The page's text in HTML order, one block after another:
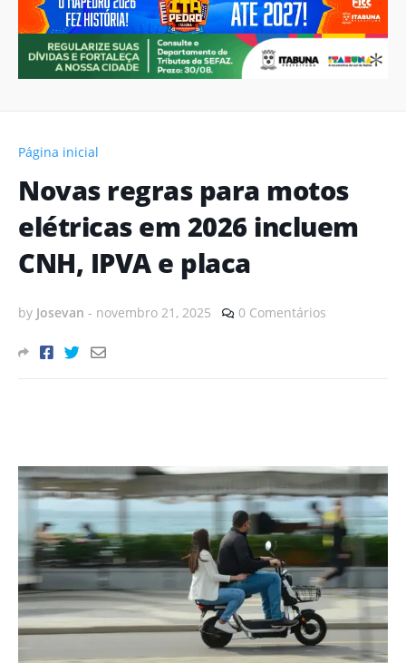
Página inicial
Novas regras para motos
elétricas em 2026 incluem
CNH, IPVA e placa
by Josevan - novembro 21, 2025 0 Comentários